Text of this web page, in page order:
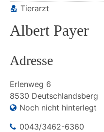
Tierarzt
Albert Payer
Adresse
Erlenweg 6
8530 Deutschlandsberg
Noch nicht hinterlegt
0043/3462-6360